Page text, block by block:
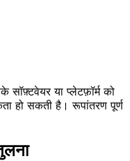
या प्लेटफ़ॉर्म को
हो सकती है। रूपांतरण पूर्ण